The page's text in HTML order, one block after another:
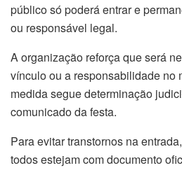
público só poderá entrar e
ou responsável legal.
A organização reforça que será
vínculo ou a responsabilidade no
medida segue determinação
comunicado da festa.
Para evitar transtornos na
todos estejam com documento